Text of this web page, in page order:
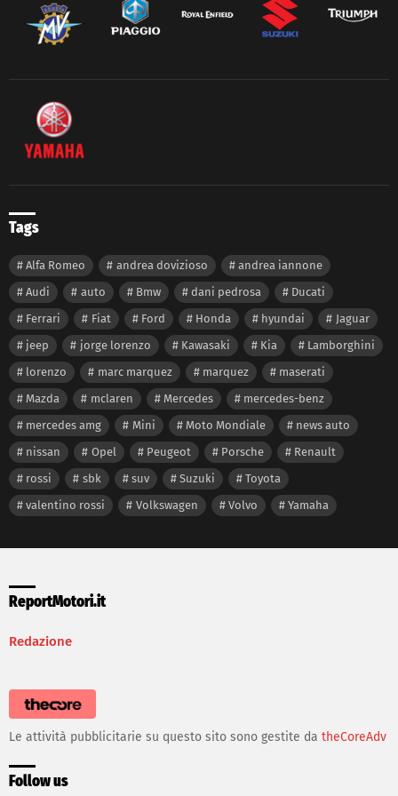
Tags
Alfa Romeo andrea dovizioso
andrea iannone
Audi
auto Bmw dani pedrosa
Ducati
Ferrari
Fiat Ford Honda hyundai
Jaguar
jeep
jorge lorenzo Kawasaki Kia
Lamborghini
lorenzo
marc marquez marquez
maserati
Mazda
mclaren Mercedes
mercedes-benz
mercedes amg
Mini Moto Mondiale
news auto
nissan
Opel Peugeot Porsche
Renault
rossi
sbk suv Suzuki
Toyota
valentino rossi
Volkswagen Volvo Yamaha
ReportMotori.it
Redazione
Le attività pubblicitarie su questo sito sono gestite da theCoreAdv
Follow us